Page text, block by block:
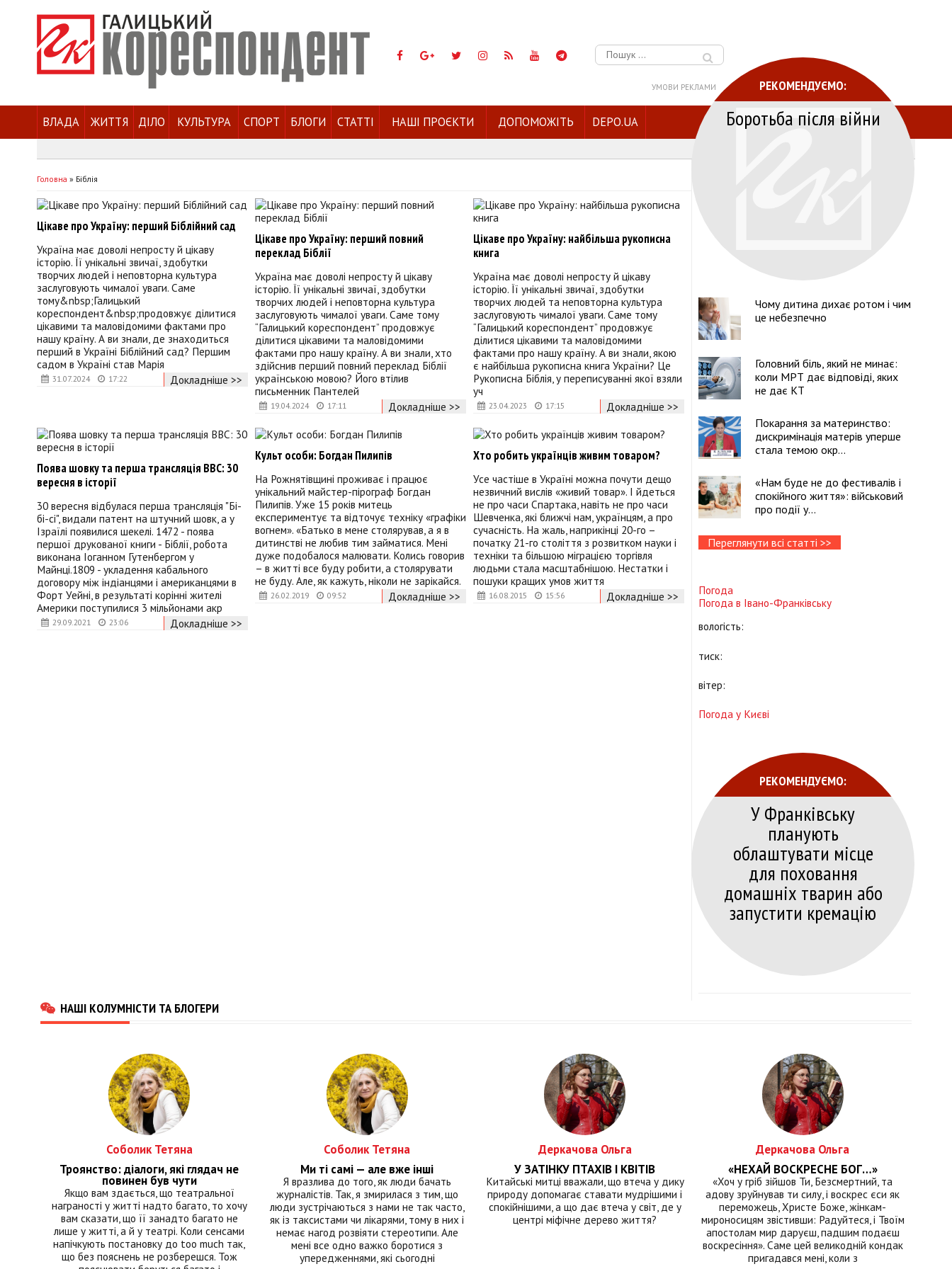
Пошук:
УМОВИ РЕКЛАМИ
ВЛАДА ЖИТТЯ ДІЛО КУЛЬТУРА СПОРТ БЛОГИ СТАТТІ НАШІ ПРОЄКТИ ДОПОМОЖІТЬ DEPO.UA
Головна » Біблія
31.07.2024 17:22
Цікаве про Україну: перший Біблійний сад
Україна має доволі непросту й цікаву
історію. Її унікальні звичаї, здобутки
творчих людей і неповторна культура
заслуговують чималої уваги. Саме
тому&nbsp;Галицький
кореспондент&nbsp;продовжує ділитися
цікавими та маловідомими фактами про
нашу країну. А ви знали, де знаходиться
перший в Україні Біблійний сад? Першим
садом в Україні став Марія
Докладніше >>
19.04.2024 17:11
Цікаве про Україну: перший повний
переклад Біблії
Україна має доволі непросту й цікаву
історію. Її унікальні звичаї, здобутки
творчих людей і неповторна культура
заслуговують чималої уваги. Саме тому
“Галицький кореспондент” продовжує
ділитися цікавими та маловідомими
фактами про нашу країну. А ви знали, хто
здійснив перший повний переклад Біблії
українською мовою? Його втілив
письменник Пантелей
Докладніше >>
23.04.2023 17:15
Цікаве про Україну: найбільша рукописна
книга
Україна має доволі непросту й цікаву
історію. Її унікальні звичаї, здобутки
творчих людей та неповторна культура
заслуговують чималої уваги. Саме тому
“Галицький кореспондент” продовжує
ділитися цікавими та маловідомими
фактами про нашу країну. А ви знали, якою
є найбільша рукописна книга України? Це
Рукописна Біблія, у переписуванні якої взяли
уч
Докладніше >>
29.09.2021 23:06
Поява шовку та перша трансляція BBC: 30
вересня в історії
30 вересня відбулася перша трансляція "Бі-
бі-сі", видали патент на штучний шовк, а у
Ізраїлі появилися шекелі. 1472 - поява
першої друкованої книги - Біблії, робота
виконана Іоганном Гутенбергом у
Майнці.1809 - укладення кабального
договору між індіанцями і американцями в
Форт Уейні, в результаті корінні жителі
Америки поступилися 3 мільйонами акр
Докладніше >>
26.02.2019 09:52
Культ особи: Богдан Пилипів
На Рожнятівщині проживає і працює
унікальний майстер-пірограф Богдан
Пилипів. Уже 15 років митець
експериментує та відточує техніку «графіки
вогнем». «Батько в мене столярував, а я в
дитинстві не любив тим займатися. Мені
дуже подобалося малювати. Колись говорив
– в житті все буду робити, а столярувати
не буду. Але, як кажуть, ніколи не зарікайся.
Докладніше >>
16.08.2015 15:56
Хто робить українців живим товаром?
Усе частіше в Україні можна почути дещо
незвичний вислів «живий товар». І йдеться
не про часи Спартака, навіть не про часи
Шевченка, які ближчі нам, українцям, а про
сучасність. На жаль, наприкінці 20-го –
початку 21-го століття з розвитком науки і
техніки та більшою міграцією торгівля
людьми стала масштабнішою. Нестатки і
пошуки кращих умов життя
Докладніше >>
РЕКОМЕНДУЄМО:
Боротьба після війни
Чому дитина дихає ротом і чим
це небезпечно
Головний біль, який не минає:
коли МРТ дає відповіді, яких
не дає КТ
Покарання за материнство:
дискримінація матерів уперше
стала темою окр...
«Нам буде не до фестивалів і
спокійного життя»: військовий
про події у...
Переглянути всі статті >>
Погода
Погода в Івано-Франківську
вологість:
тиск:
вітер:
Погода у Києві
РЕКОМЕНДУЄМО:
У Франківську
планують
облаштувати місце
для поховання
домашніх тварин або
запустити кремацію
НАШІ КОЛУМНІСТИ ТА БЛОГЕРИ
Соболик Тетяна
Троянство: діалоги, які глядач не
повинен був чути
Якщо вам здається, що театральної
награності у житті надто багато, то хочу
вам сказати, що її занадто багато не
лише у житті, а й у театрі. Коли сенсами
напічкують постановку до too much так,
що без пояснень не розберешся. Тож
Соболик Тетяна
Ми ті самі — але вже інші
Я вразлива до того, як люди бачать
журналістів. Так, я змирилася з тим, що
люди зустрічаються з нами не так часто,
як із таксистами чи лікарями, тому в них і
немає нагод розвіяти стереотипи. Але
мені все одно важко боротися з
упередженнями, які сьогодні
Деркачова Ольга
У ЗАТІНКУ ПТАХІВ І КВІТІВ
Китайські митці вважали, що втеча у дику
природу допомагає ставати мудрішими і
спокійнішими, а що дає втеча у світ, де у
центрі міфічне дерево життя?
Деркачова Ольга
«НЕХАЙ ВОСКРЕСНЕ БОГ…»
«Хоч у гріб зійшов Ти, Безсмертний, та
адову зруйнував ти силу, і воскрес єси як
переможець, Христе Боже, жінкам-
мироносицям звістивши: Радуйтеся, і Твоїм
апостолам мир даруєш, падшим подаєш
воскресіння». Саме цей великодній кондак
пригадався мені, коли з